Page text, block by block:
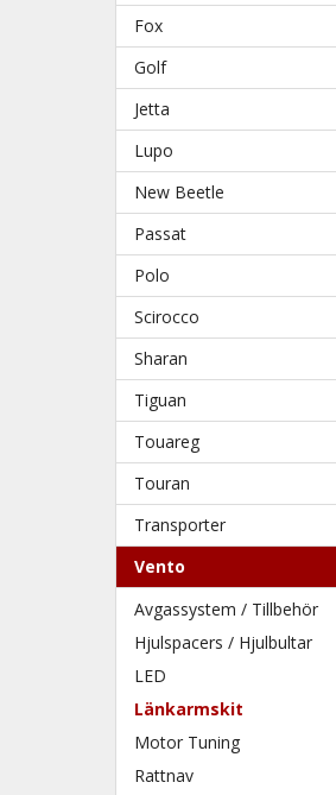
Fox
Golf
Jetta
Lupo
New Beetle
Passat
Polo
Scirocco
Sharan
Tiguan
Touareg
Touran
Transporter
Vento
Avgassystem / Tillbehör
Hjulspacers / Hjulbultar
LED
Länkarmskit
Motor Tuning
Rattnav